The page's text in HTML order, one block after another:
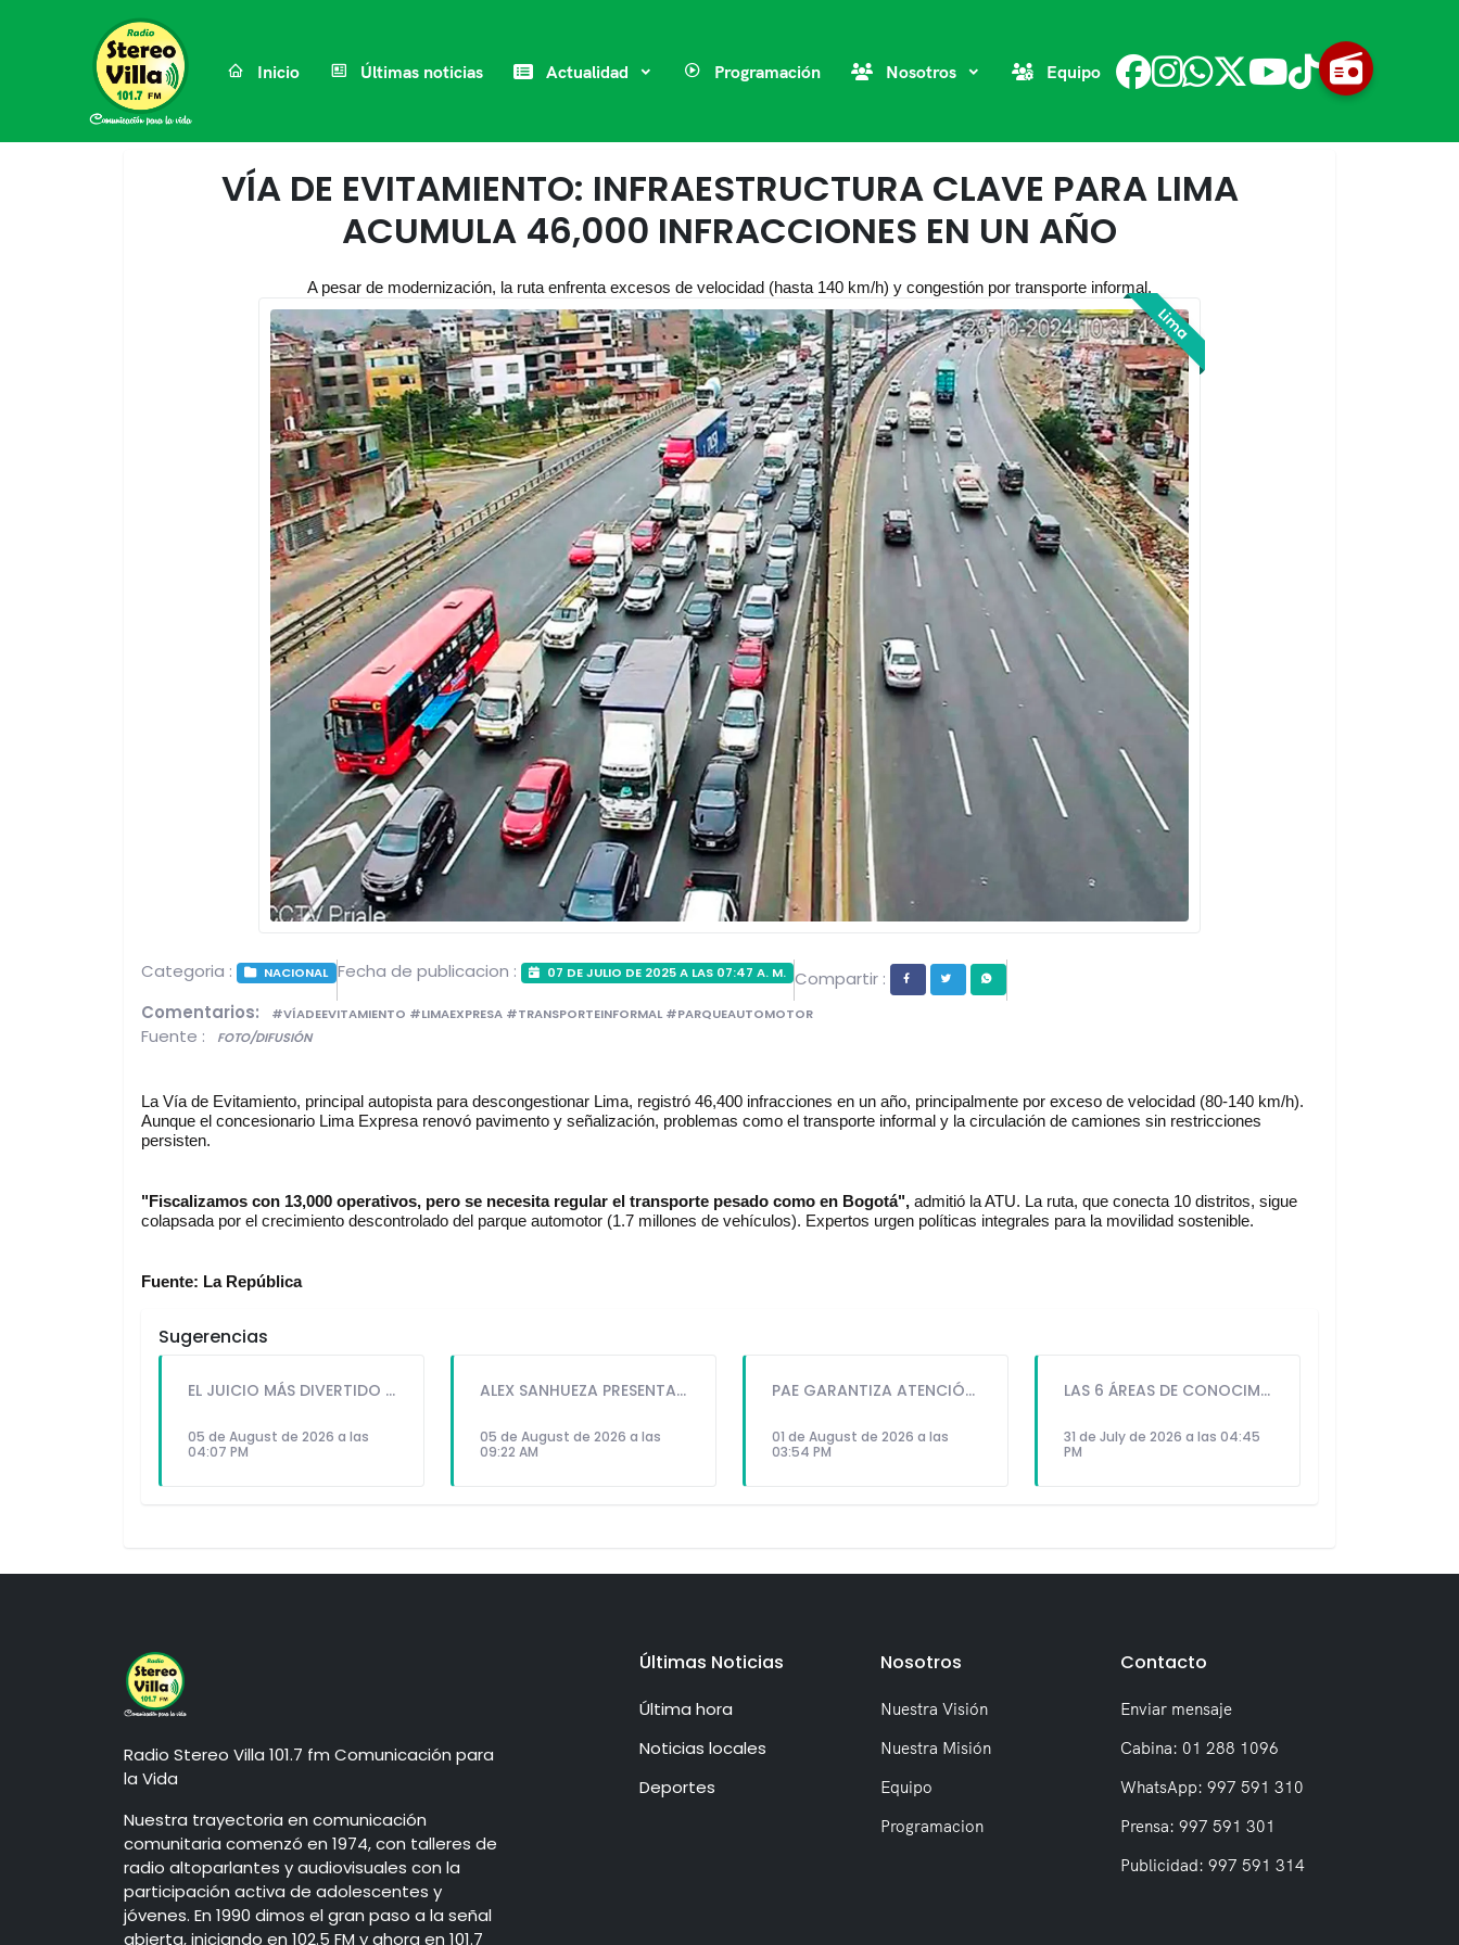
Inicio Últimas noticias Actualidad Programación Nosotros Equipo
VÍA DE EVITAMIENTO: INFRAESTRUCTURA CLAVE PARA LIMA
ACUMULA 46,000 INFRACCIONES EN UN AÑO
A pesar de modernización, la ruta enfrenta excesos de velocidad (hasta 140 km/h) y congestión por transporte informal.
Lima
Categoria : NACIONAL Fecha de publicacion : 07 DE JULIO DE 2025 A LAS 07:47 A. M. Compartir :
Comentarios:
#VÍADEEVITAMIENTO #LIMAEXPRESA #TRANSPORTEINFORMAL #PARQUEAUTOMOTOR
Fuente : FOTO/DIFUSIÓN
La Vía de Evitamiento, principal autopista para descongestionar Lima, registró 46,400 infracciones en un año, principalmente por exceso de velocidad (80-140 km/h).
Aunque el concesionario Lima Expresa renovó pavimento y señalización, problemas como el transporte informal y la circulación de camiones sin restricciones
persisten.
"Fiscalizamos con 13,000 operativos, pero se necesita regular el transporte pesado como en Bogotá", admitió la ATU. La ruta, que conecta 10 distritos, sigue
colapsada por el crecimiento descontrolado del parque automotor (1.7 millones de vehículos). Expertos urgen políticas integrales para la movilidad sostenible.
Fuente: La República
Sugerencias
EL JUICIO MÁS DIVERTIDO DE LOS CUENTOS FAMILIARES REGRESA POR EL "DÍA DEL NIÑO"
05 de August de 2026 a las
04:07 PM
ALEX SANHUEZA PRESENTA "QUIÉREME", UN EMOTIVO SENCILLO QUE APUESTA POR LAS SEGUNDAS OPORTUNIDADES
05 de August de 2026 a las
09:22 AM
PAE GARANTIZA ATENCIÓN A MÁS DE 4.1 MILLONES DE ESTUDIANTES A NIVEL NACIONAL DURANTE TODO EL AÑO ESCOLAR
01 de August de 2026 a las
03:54 PM
LAS 6 ÁREAS DE CONOCIMIENTO MÁS DEMANDADAS HOY EN LOS PROFESIONALES EN INGENIERÍA
31 de July de 2026 a las 04:45
PM
Radio Stereo Villa 101.7 fm Comunicación para
la Vida
Nuestra trayectoria en comunicación
comunitaria comenzó en 1974, con talleres de
radio altoparlantes y audiovisuales con la
participación activa de adolescentes y
jóvenes. En 1990 dimos el gran paso a la señal
abierta, iniciando en 102.5 FM y ahora en 101.7
Últimas Noticias
Última hora
Noticias locales
Deportes
Nosotros
Nuestra Visión
Nuestra Misión
Equipo
Programacion
Contacto
Enviar mensaje
Cabina: 01 288 1096
WhatsApp: 997 591 310
Prensa: 997 591 301
Publicidad: 997 591 314